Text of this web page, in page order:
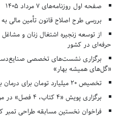
صفحه اول روزنامه‌های 7 مرداد 1405
بررسی طرح اصلاح قانون تأمین مالی
از توسعه زنجیره اشتغال زنان و
حرفه‌ای در کشور
برگزاری نشست‌های تخصصی
«گل‌های همیشه بهار»
تخصیص ۲۰ میلیارد تومان برای درمان بیماران هموفیلی
برگزاری پویش «۴ کتاب، ۴ فصل» در مراکز کانون البرز
فراخوان نخستین مسابقه طراحی